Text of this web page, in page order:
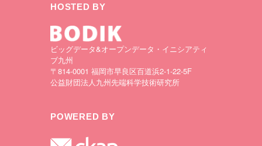
HOSTED BY
ビッグデータ&オープンデータ・イニシアティ
ブ九州
〒814-0001 福岡市早良区百道浜2-1-22-5F
公益財団法人九州先端科学技術研究所
POWERED BY